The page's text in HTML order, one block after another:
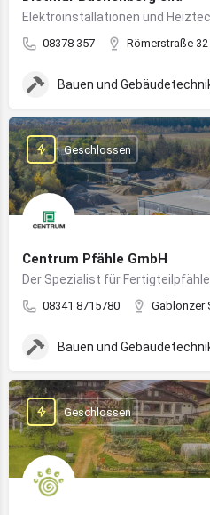
08378 357 Römerstraße 32
Bauen und
Centrum Pfähle GmbH
08341 8715780 Gablonzer
Geschlossen
Bauen und
Geschlossen